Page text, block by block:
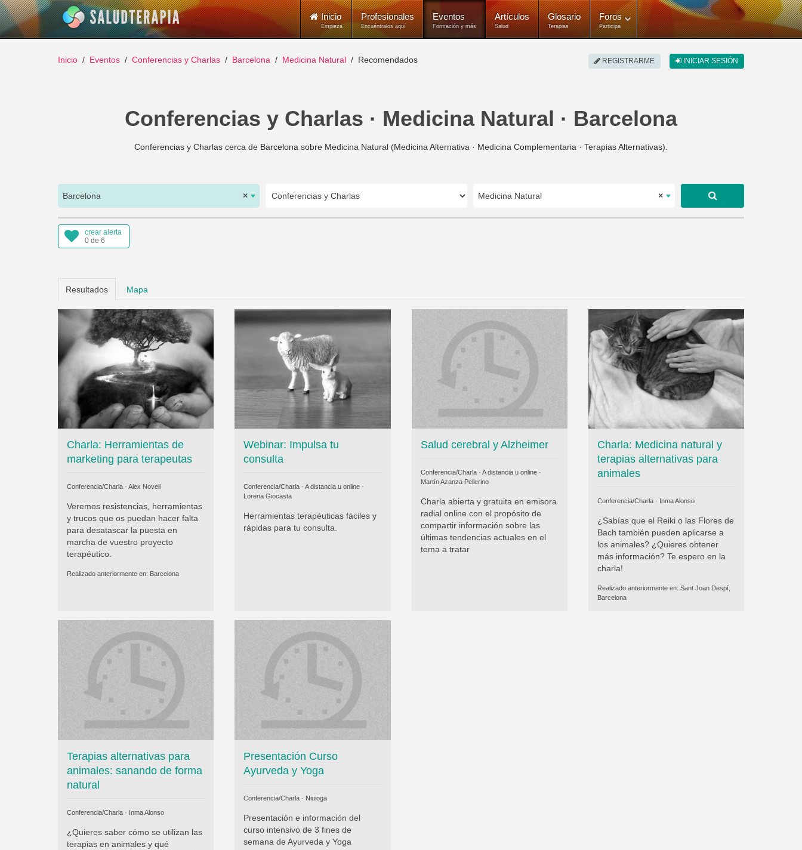
Inicio
Empieza
Profesionales
Encuéntralos aquí
Eventos
Formación y más
Artículos
Salud
Glosario
Terapias
Foros
Participa
REGISTRARME INICIAR SESIÓN
Inicio Eventos Conferencias y Charlas Barcelona Medicina Natural Recomendados
Conferencias y Charlas · Medicina Natural · Barcelona
Conferencias y Charlas cerca de Barcelona sobre Medicina Natural (Medicina Alternativa · Medicina Complementaria · Terapias Alternativas).
×
Barcelona ×
Medicina Natural
crear alerta
0 de 6
Resultados Mapa
Charla: Herramientas de
marketing para terapeutas
Conferencia/Charla · Alex Novell
Veremos resistencias, herramientas
y trucos que os puedan hacer falta
para desatascar la puesta en
marcha de vuestro proyecto
terapéutico.
Realizado anteriormente en: Barcelona
Webinar: Impulsa tu
consulta
Conferencia/Charla · A distancia u online ·
Lorena Giocasta
Herramientas terapéuticas fáciles y
rápidas para tu consulta.
Salud cerebral y Alzheimer
Conferencia/Charla · A distancia u online ·
Martín Azanza Pellerino
Charla abierta y gratuita en emisora
radial online con el propósito de
compartir información sobre las
últimas tendencias actuales en el
tema a tratar
Charla: Medicina natural y
terapias alternativas para
animales
Conferencia/Charla · Inma Alonso
¿Sabías que el Reiki o las Flores de
Bach también pueden aplicarse a
los animales? ¿Quieres obtener
más información? Te espero en la
charla!
Realizado anteriormente en: Sant Joan Despí,
Barcelona
Terapias alternativas para
animales: sanando de forma
natural
Conferencia/Charla · Inma Alonso
¿Quieres saber cómo se utilizan las
terapias en animales y qué
Presentación Curso
Ayurveda y Yoga
Conferencia/Charla · Niuioga
Presentación e información del
curso intensivo de 3 fines de
semana de Ayurveda y Yoga